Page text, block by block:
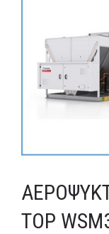
MEDIA
ΦΥΛΛΑΔΙΑ
E-SHOP
TOP